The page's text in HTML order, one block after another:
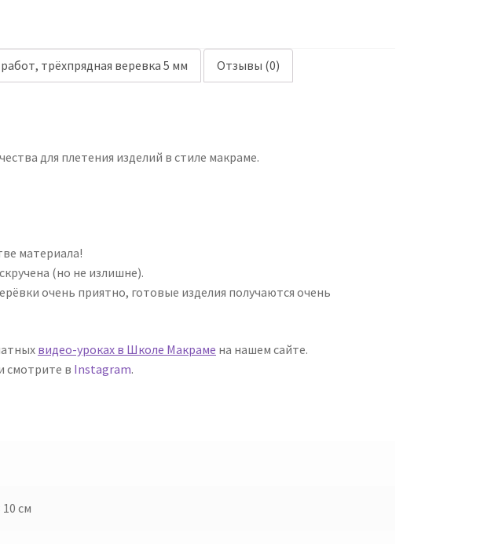
трёхпрядная веревка 5 мм Отзывы (0)
для плетения изделий в стиле макраме.
материала!
(но не излишне).
очень приятно, готовые изделия получаются очень
видео-уроках в Школе Макраме на нашем сайте.
смотрите в Instagram.
10 см